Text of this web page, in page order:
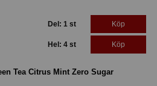
Del: 1 st Köp
Hel: 4 st Köp
Tea Citrus Mint Zero Sugar